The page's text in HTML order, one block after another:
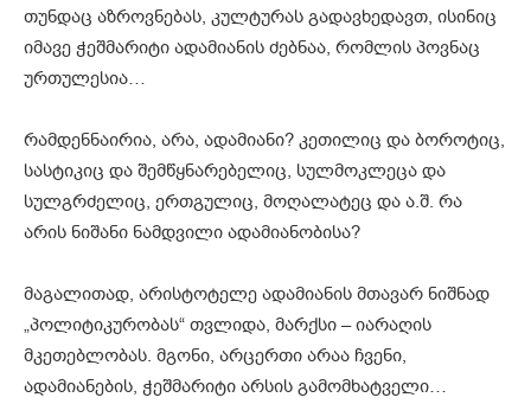
თუნდაც აზროვნებას, კულტურას გადავხედავთ, ისინიც
იმავე ჭეშმარიტი ადამიანის ძებნაა, რომლის პოვნაც
ურთულესია…
რამდენნაირია, არა, ადამიანი? კეთილიც და ბოროტიც,
სასტიკიც და შემწყნარებელიც, სულმოკლეცა და
სულგრძელიც, ერთგულიც, მოღალატეც და ა.შ. რა
არის ნიშანი ნამდვილი ადამიანობისა?
მაგალითად, არისტოტელე ადამიანის მთავარ ნიშნად
„პოლიტიკურობას“ თვლიდა, მარქსი – იარაღის
მკეთებლობას. მგონი, არცერთი არაა ჩვენი,
ადამიანების, ჭეშმარიტი არსის გამომხატველი…